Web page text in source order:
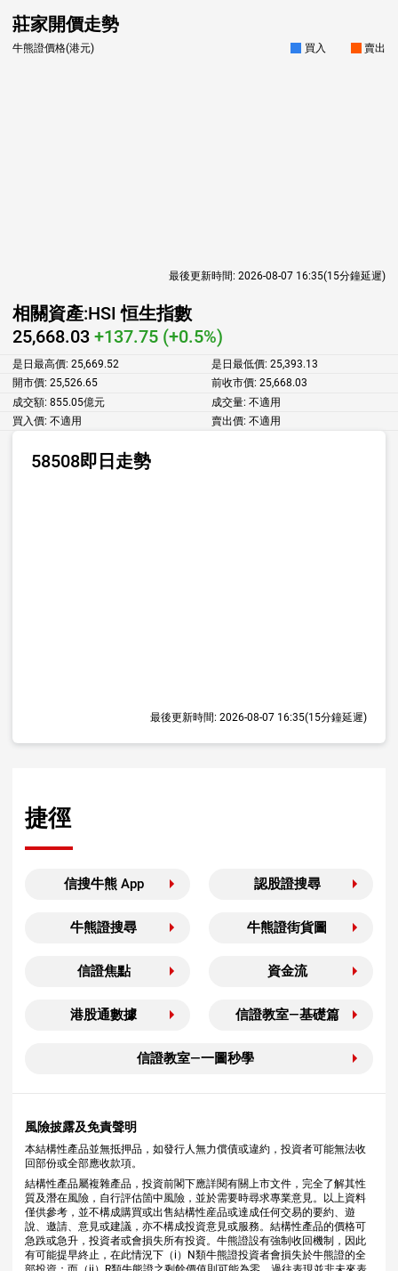
莊家開價走勢
牛熊證價格(港元) 買入 賣出
最後更新時間: 2026-08-07 16:35(15分鐘延遲)
相關資產:HSI 恒生指數
25,668.03 +137.75 (+0.5%)
是日最高價: 25,669.52 是日最低價: 25,393.13
開市價: 25,526.65 前收市價: 25,668.03
成交額: 855.05億元 成交量: 不適用
買入價: 不適用 賣出價: 不適用
58508即日走勢
最後更新時間: 2026-08-07 16:35(15分鐘延遲)
捷徑
信搜牛熊 App 認股證搜尋
牛熊證搜尋 牛熊證街貨圖
信證焦點 資金流
港股通數據 信證教室—基礎篇
信證教室—一圖秒學
風險披露及免責聲明
本結構性產品並無抵押品，如發行人無力償債或違約，投資者可能無法收
回部份或全部應收款項。
結構性產品屬複雜產品，投資前閣下應詳閱有關上市文件，完全了解其性
質及潛在風險，自行評估箇中風險，並於需要時尋求專業意見。以上資料
僅供參考，並不構成購買或出售結構性産品或達成任何交易的要約、遊
說、邀請、意見或建議，亦不構成投資意見或服務。結構性產品的價格可
急跌或急升，投資者或會損失所有投資。牛熊證設有強制收回機制，因此
有可能提早終止，在此情況下（i）N類牛熊證投資者會損失於牛熊證的全